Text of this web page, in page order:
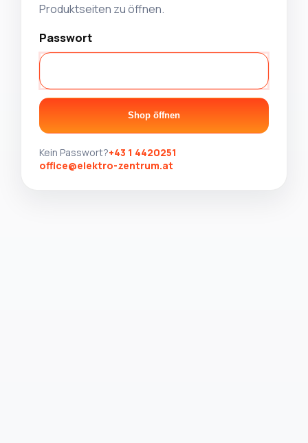
Produktseiten zu öffnen.
Passwort
Shop öffnen
Kein Passwort?+43 1 4420251
office@elektro-zentrum.at